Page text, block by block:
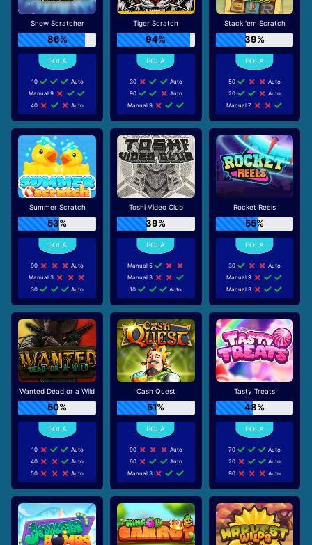
Snow Scratcher
86%
10
Auto
Manual 9
40
Auto
Tiger Scratch
94%
30
Auto
90
Auto
Manual 9
Stack 'em Scratch
39%
50
Auto
20
Auto
Manual 7
Summer Scratch
53%
90
Auto
Manual 3
30
Auto
Toshi Video Club
39%
Manual 5
Manual 3
10
Auto
Rocket Reels
55%
30
Auto
Manual 9
Manual 3
Wanted Dead or a Wild
50%
10
Auto
40
Auto
50
Auto
Cash Quest
51%
90
Auto
60
Auto
Manual 3
Tasty Treats
48%
70
Auto
20
Auto
90
Auto